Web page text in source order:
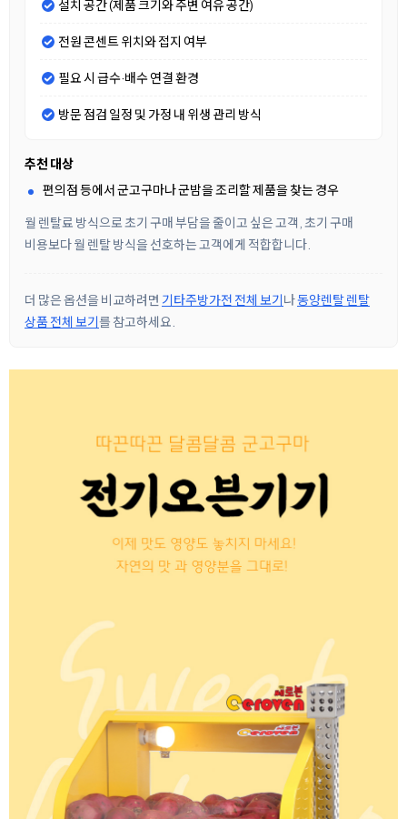
설치 공간 (제품 크기와 주변 여유 공간)
전원 콘센트 위치와 접지 여부
필요 시 급수·배수 연결 환경
방문 점검 일정 및 가정 내 위생 관리 방식
추천 대상
편의점 등에서 군고구마나 군밤을 조리할 제품을 찾는 경우
월 렌탈료 방식으로 초기 구매 부담을 줄이고 싶은 고객, 초기 구매
비용보다 월 렌탈 방식을 선호하는 고객에게 적합합니다.
더 많은 옵션을 비교하려면 기타주방가전 전체 보기나동양렌탈 렌탈
상품 전체 보기를 참고하세요.